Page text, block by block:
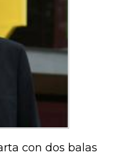
con dos balas